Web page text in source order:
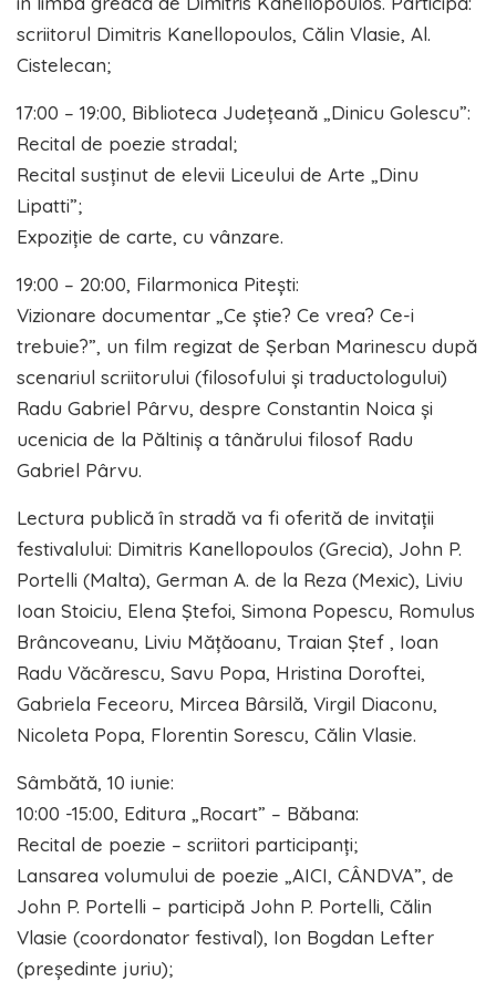
scriitorul Dimitris Kanellopoulos, Călin Vlasie, Al.
Cistelecan;
17:00 – 19:00, Biblioteca Județeană „Dinicu Golescu”:
Recital de poezie stradal;
Recital susținut de elevii Liceului de Arte „Dinu
Lipatti”;
Expoziție de carte, cu vânzare.
19:00 – 20:00, Filarmonica Pitești:
Vizionare documentar „Ce știe? Ce vrea? Ce-i
trebuie?”, un film regizat de Șerban Marinescu după
scenariul scriitorului (filosofului și traductologului)
Radu Gabriel Pârvu, despre Constantin Noica și
ucenicia de la Păltiniș a tânărului filosof Radu
Gabriel Pârvu.
Lectura publică în stradă va fi oferită de invitații
festivalului: Dimitris Kanellopoulos (Grecia), John P.
Portelli (Malta), German A. de la Reza (Mexic), Liviu
Ioan Stoiciu, Elena Ștefoi, Simona Popescu, Romulus
Brâncoveanu, Liviu Mățăoanu, Traian Ștef , Ioan
Radu Văcărescu, Savu Popa, Hristina Doroftei,
Gabriela Feceoru, Mircea Bârsilă, Virgil Diaconu,
Nicoleta Popa, Florentin Sorescu, Călin Vlasie.
Sâmbătă, 10 iunie:
10:00 -15:00, Editura „Rocart” – Băbana:
Recital de poezie – scriitori participanți;
Lansarea volumului de poezie „AICI, CÂNDVA”, de
John P. Portelli – participă John P. Portelli, Călin
Vlasie (coordonator festival), Ion Bogdan Lefter
(președinte juriu);